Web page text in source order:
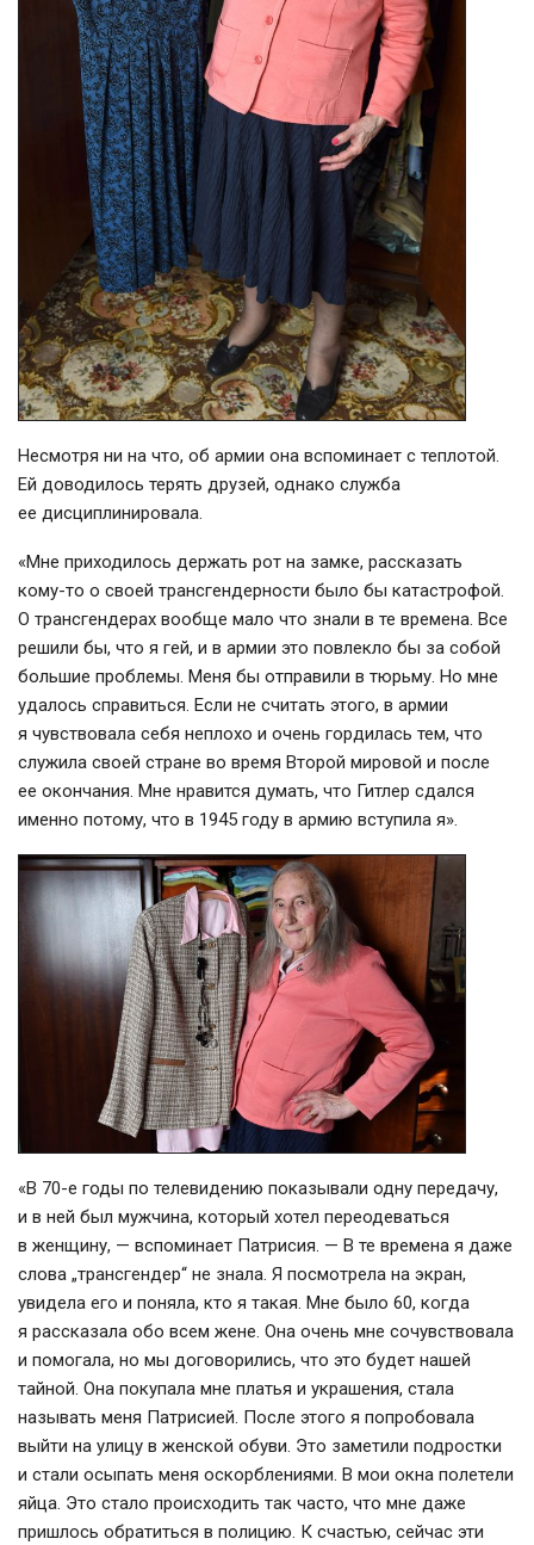
Несмотря ни на что, об армии она вспоминает с теплотой.
Ей доводилось терять друзей, однако служба
ее дисциплинировала.
«Мне приходилось держать рот на замке, рассказать
кому-то о своей трансгендерности было бы катастрофой.
О трансгендерах вообще мало что знали в те времена. Все
решили бы, что я гей, и в армии это повлекло бы за собой
большие проблемы. Меня бы отправили в тюрьму. Но мне
удалось справиться. Если не считать этого, в армии
я чувствовала себя неплохо и очень гордилась тем, что
служила своей стране во время Второй мировой и после
ее окончания. Мне нравится думать, что Гитлер сдался
именно потому, что в 1945 году в армию вступила я».
«В 70-е годы по телевидению показывали одну передачу,
и в ней был мужчина, который хотел переодеваться
в женщину, — вспоминает Патрисия. — В те времена я даже
слова „трансгендер“ не знала. Я посмотрела на экран,
увидела его и поняла, кто я такая. Мне было 60, когда
я рассказала обо всем жене. Она очень мне сочувствовала
и помогала, но мы договорились, что это будет нашей
тайной. Она покупала мне платья и украшения, стала
называть меня Патрисией. После этого я попробовала
выйти на улицу в женской обуви. Это заметили подростки
и стали осыпать меня оскорблениями. В мои окна полетели
яйца. Это стало происходить так часто, что мне даже
пришлось обратиться в полицию. К счастью, сейчас эти